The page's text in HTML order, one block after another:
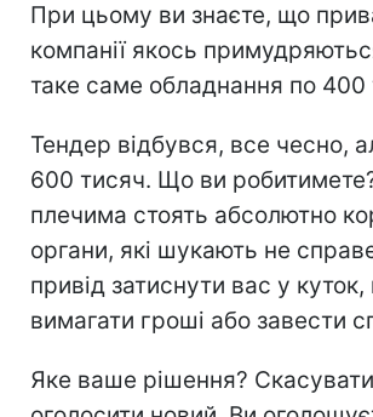
При цьому ви знаєте, що
компанії якось
таке саме обладнання по 400
Тендер відбувся, все чесно,
600 тисяч. Що ви
плечима стоять абсолютно
органи, які шукають не
привід затиснути вас у
вимагати гроші або завести
Яке ваше рішення?